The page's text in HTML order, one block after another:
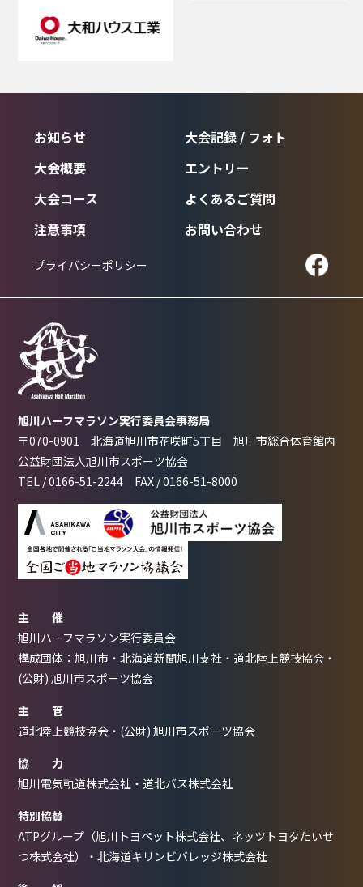
お知らせ
大会概要
大会コース
注意事項
大会記録 / フォト
エントリー
よくあるご質問
お問い合わせ
プライバシーポリシー
旭川ハーフマラソン実行委員会事務局
〒070-0901 北海道旭川市花咲町5丁目旭川市総合体育館内
公益財団法人旭川市スポーツ協会
TEL /0166-51-2244 FAX /0166-51-8000
主 催
旭川ハーフマラソン実行委員会
構成団体：旭川市・北海道新聞旭川支社・道北陸上競技協会・
(公財) 旭川市スポーツ協会
主 管
道北陸上競技協会・(公財) 旭川市スポーツ協会
協 力
旭川電気軌道株式会社・道北バス株式会社
特別協賛
ATPグループ（旭川トヨペット株式会社、ネッツトヨタたいせ
つ株式会社）・北海道キリンビバレッジ株式会社